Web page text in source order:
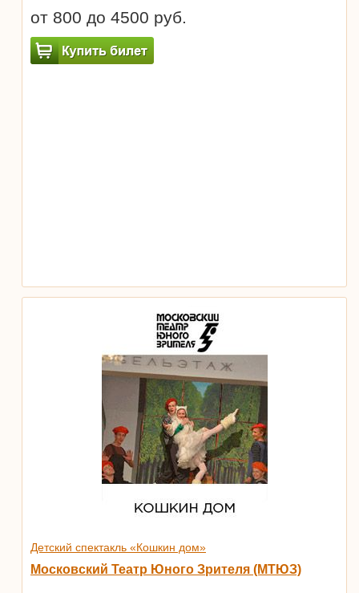
от 800 до 4500 руб.
Детский спектакль «Кошкин дом»
Московский Театр Юного Зрителя (МТЮЗ)